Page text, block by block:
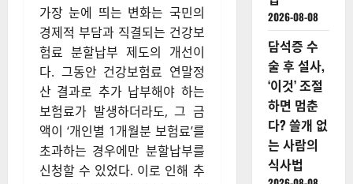
가장 눈에 띄는 변화는 국민의
경제적 부담과 직결되는 건강보
험료 분할납부 제도의 개선이
다. 그동안 건강보험료 연말정
산 결과로 추가 납부해야 하는
보험료가 발생하더라도, 그 금
액이 ‘개인별 1개월분 보험료’를
초과하는 경우에만 분할납부를
신청할 수 있었다. 이로 인해 추
2026-08-08
담석증 수
술 후 설사,
‘이것’ 조절
하면 멈춘
다? 쓸개 없
는 사람의
식사법